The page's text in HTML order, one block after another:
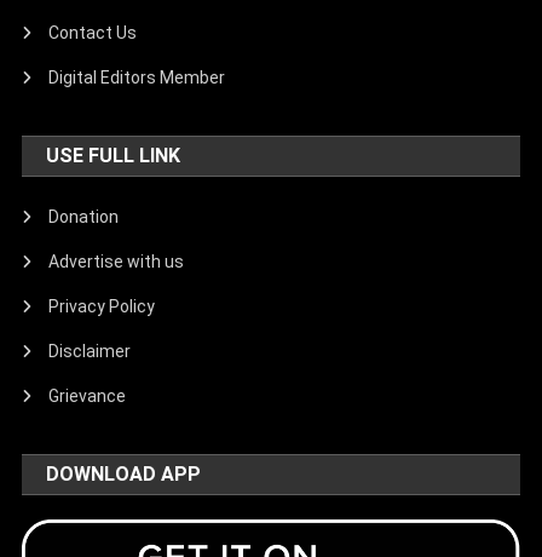
Contact Us
Digital Editors Member
USE FULL LINK
Donation
Advertise with us
Privacy Policy
Disclaimer
Grievance
DOWNLOAD APP